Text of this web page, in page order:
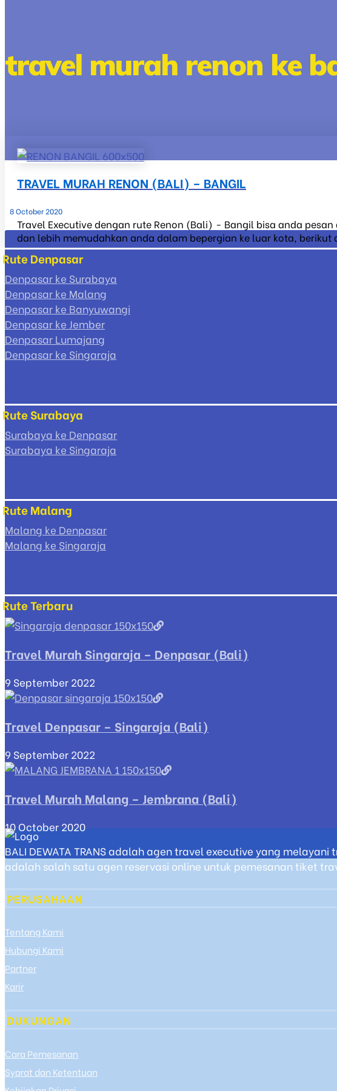
travel murah renon ke
TRAVEL MURAH RENON (BALI) – BANGIL
8 October 2020
Travel Executive dengan rute Renon (Bali) - Bangil bisa anda
dan lebih memudahkan anda dalam bepergian ke luar kota,
Rute Denpasar
Denpasar ke Surabaya
Denpasar ke Malang
Denpasar ke Banyuwangi
Denpasar ke Jember
Denpasar Lumajang
Denpasar ke Singaraja
Rute Surabaya
Surabaya ke Denpasar
Surabaya ke Singaraja
Rute Malang
Malang ke Denpasar
Malang ke Singaraja
Rute Terbaru
Travel Murah Singaraja – Denpasar (Bali)
9 September 2022
Travel Denpasar – Singaraja (Bali)
9 September 2022
Travel Murah Malang – Jembrana (Bali)
10 October 2020
BALI DEWATA TRANS adalah agen travel executive yang
adalah salah satu agen reservasi online untuk pemesanan tiket
PERUSAHAAN
Tentang Kami
Hubungi Kami
Partner
Karir
DUKUNGAN
Cara Pemesanan
Syarat dan Ketentuan